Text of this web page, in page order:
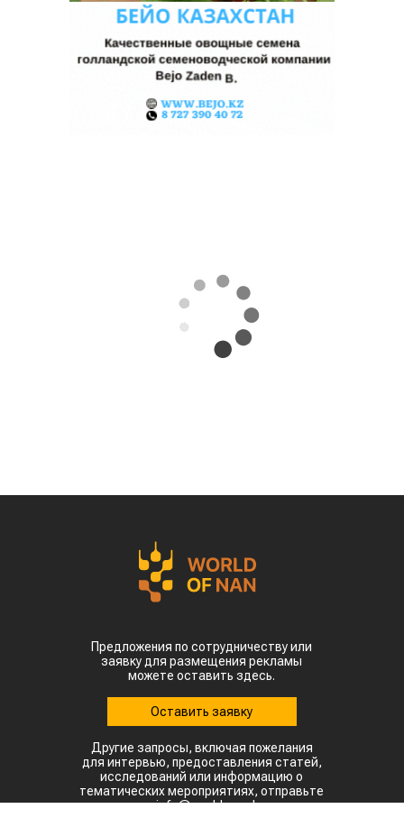
Предложения по сотрудничеству или
заявку для размещения рекламы
можете оставить здесь.
Оставить заявку
Другие запросы, включая пожелания
для интервью, предоставления статей,
исследований или информацию о
тематических мероприятиях, отправьте
на: info@world-nan.kz